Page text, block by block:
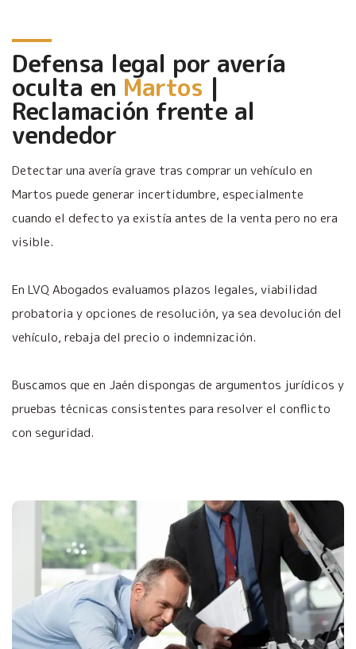
Defensa legal por avería
oculta en Martos |
Reclamación frente al
vendedor
Detectar una avería grave tras comprar un vehículo en
Martos puede generar incertidumbre, especialmente
cuando el defecto ya existía antes de la venta pero no era
visible.
En LVQ Abogados evaluamos plazos legales, viabilidad
probatoria y opciones de resolución, ya sea devolución del
vehículo, rebaja del precio o indemnización.
Buscamos que en Jaén dispongas de argumentos jurídicos y
pruebas técnicas consistentes para resolver el conflicto
con seguridad.